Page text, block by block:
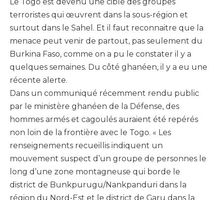
terroristes qui œuvrent dans la sous-région et
surtout dans le Sahel. Et il faut reconnaitre que la
menace peut venir de partout, pas seulement du
Burkina Faso, comme on a pu le constater il y a
quelques semaines. Du côté ghanéen, il y a eu une
récente alerte.
Dans un communiqué récemment rendu public
par le ministère ghanéen de la Défense, des
hommes armés et cagoulés auraient été repérés
non loin de la frontière avec le Togo. « Les
renseignements recueillis indiquent un
mouvement suspect d’un groupe de personnes le
long d’une zone montagneuse qui borde le
district de Bunkpurugu/Nankpanduri dans la
région du Nord-Est et le district de Garu dans la